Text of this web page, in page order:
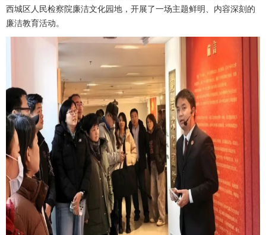
西城区人民检察院廉洁文化园地，开展了一场主题鲜明、内容深刻的
廉洁教育活动。